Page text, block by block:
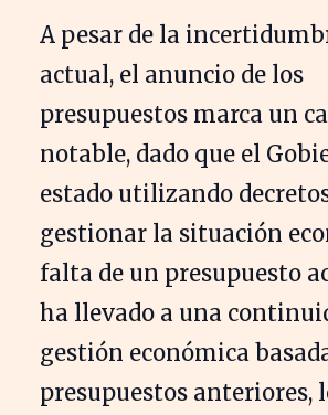
A pesar de la
actual, el anuncio de los
presupuestos marca un
notable, dado que el
estado utilizando
gestionar la situación
falta de un presupuesto
ha llevado a una
gestión económica
presupuestos anteriores,